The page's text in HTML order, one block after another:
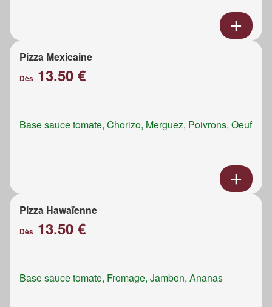
Pizza Mexicaine
Dès 13.50 €
Base sauce tomate, Chorizo, Merguez, Poivrons, Oeuf
Pizza Hawaïenne
Dès 13.50 €
Base sauce tomate, Fromage, Jambon, Ananas